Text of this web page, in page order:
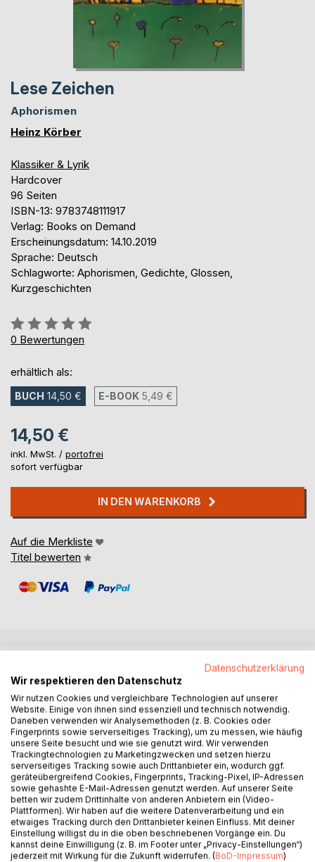
Lese Zeichen
Aphorismen
Heinz Körber
Klassiker & Lyrik
Hardcover
96 Seiten
ISBN-13: 9783748111917
Verlag: Books on Demand
Erscheinungsdatum: 14.10.2019
Sprache: Deutsch
Schlagworte: Aphorismen, Gedichte, Glossen,
Kurzgeschichten
Bewertung::
0%
0 Bewertungen
erhältlich als:
BUCH 14,50 € E-BOOK 5,49 €
14,50 €
inkl. MwSt. / portofrei
sofort verfügbar
IN DEN WARENKORB
Auf die Merkliste
Titel bewerten
Aphorismen, Gedichte, Glossen, Kurzgeschichten,
Zeichnungen
Heinz Körber, Jahrgang 1938, promovierter Chemiker der
TU-Wien,
Tätigkeit bei einem US-amerikanischen Chemie-Multi in
Österreich
und im Nahen Osten, Autor mehrerer Sachbücher,
Verwirklicher der
Idee von Gegenüberstellungen historischer und aktueller
Städtepanoramen
Datenschutzerklärung
Wir respektieren den Datenschutz
Wir nutzen Cookies und vergleichbare Technologien auf unserer
Website. Einige von ihnen sind essenziell und technisch notwendig.
Daneben verwenden wir Analysemethoden (z. B. Cookies oder
Fingerprints sowie serverseitiges Tracking), um zu messen, wie häufig
unsere Seite besucht und wie sie genutzt wird. Wir verwenden
Trackingtechnologien zu Marketingzwecken und setzen hierzu
serverseitiges Tracking sowie auch Drittanbieter ein, wodurch ggf.
geräteübergreifend Cookies, Fingerprints, Tracking-Pixel, IP-Adressen
sowie gehashte E-Mail-Adressen genutzt werden. Auf unserer Seite
betten wir zudem Drittinhalte von anderen Anbietern ein (Video-
Plattformen). Wir haben auf die weitere Datenverarbeitung und ein
etwaiges Tracking durch den Drittanbieter keinen Einfluss. Mit deiner
Einstellung willigst du in die oben beschriebenen Vorgänge ein. Du
kannst deine Einwilligung (z. B. im Footer unter „Privacy-Einstellungen“)
jederzeit mit Wirkung für die Zukunft widerrufen. (BoD-Impressum)